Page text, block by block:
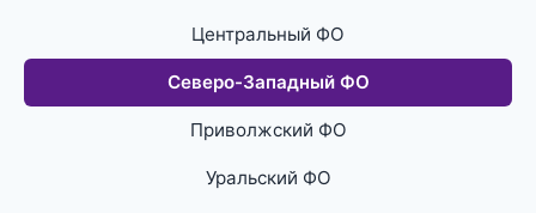
Центральный ФО
Северо-Западный ФО
Приволжский ФО
Уральский ФО